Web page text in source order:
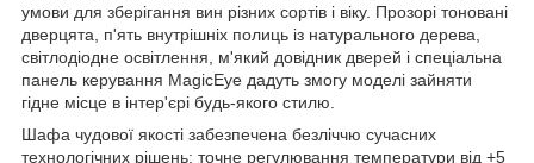
умови для зберігання вин різних сортів і віку. Прозорі тоновані
дверцята, п'ять внутрішніх полиць із натурального дерева,
світлодіодне освітлення, м'який довідник дверей і спеціальна
панель керування MagicEye дадуть змогу моделі зайняти
гідне місце в інтер'єрі будь-якого стилю.
Шафа чудової якості забезпечена безліччю сучасних
технологічних рішень: точне регулювання температури від +5